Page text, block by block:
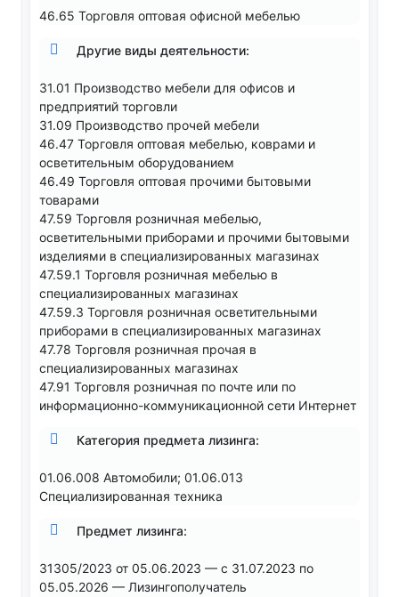
46.65 Торговля оптовая офисной мебелью
Другие виды деятельности:
31.01 Производство мебели для офисов и
предприятий торговли
31.09 Производство прочей мебели
46.47 Торговля оптовая мебелью, коврами и
осветительным оборудованием
46.49 Торговля оптовая прочими бытовыми
товарами
47.59 Торговля розничная мебелью,
осветительными приборами и прочими бытовыми
изделиями в специализированных магазинах
47.59.1 Торговля розничная мебелью в
специализированных магазинах
47.59.3 Торговля розничная осветительными
приборами в специализированных магазинах
47.78 Торговля розничная прочая в
специализированных магазинах
47.91 Торговля розничная по почте или по
информационно-коммуникационной сети Интернет
Категория предмета лизинга:
01.06.008 Автомобили; 01.06.013
Специализированная техника
Предмет лизинга:
31305/2023 от 05.06.2023 — с 31.07.2023 по
05.05.2026 — Лизингополучатель